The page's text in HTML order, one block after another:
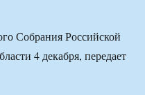
Собрания Российской
4 декабря, передает